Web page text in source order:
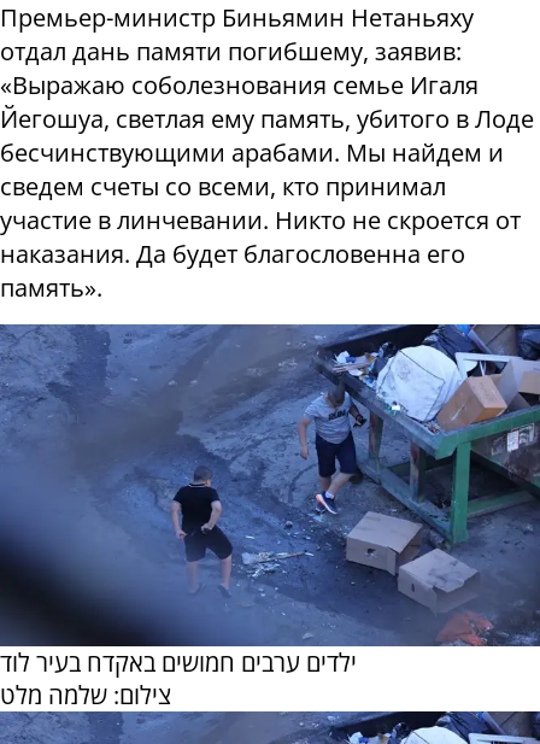
Премьер-министр Биньямин Нетаньяху
отдал дань памяти погибшему, заявив:
«Выражаю соболезнования семье Игаля
Йегошуа, светлая ему память, убитого в Лоде
бесчинствующими арабами. Мы найдем и
сведем счеты со всеми, кто принимал
участие в линчевании. Никто не скроется от
наказания. Да будет благословенна его
память».
ילדים ערבים חמושים באקדח בעיר לוד
צילום: שלמה מלט